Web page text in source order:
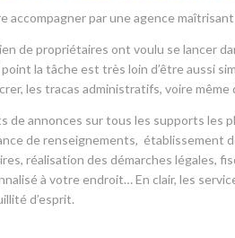
accompagner par une agence
de propriétaires ont voulu se lancer
la tâche est très loin d’être aussi
les tracas administratifs, voire
de annonces sur tous les supports les
de renseignements, établissement
réalisation des démarches légales,
à votre endroit… En clair, les
d’esprit.